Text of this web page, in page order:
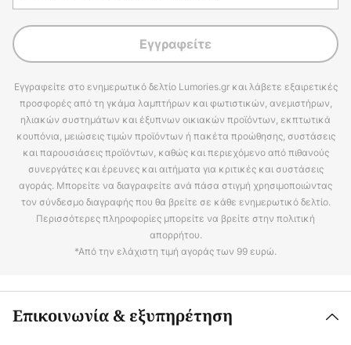
Εγγραφείτε
Εγγραφείτε στο ενημερωτικό δελτίο Lumories.gr και λάβετε εξαιρετικές
προσφορές από τη γκάμα λαμπτήρων και φωτιστικών, ανεμιστήρων,
ηλιακών συστημάτων και έξυπνων οικιακών προϊόντων, εκπτωτικά
κουπόνια, μειώσεις τιμών προϊόντων ή πακέτα προώθησης, συστάσεις
και παρουσιάσεις προϊόντων, καθώς και περιεχόμενο από πιθανούς
συνεργάτες και έρευνες και αιτήματα για κριτικές και συστάσεις
αγοράς. Μπορείτε να διαγραφείτε ανά πάσα στιγμή χρησιμοποιώντας
τον σύνδεσμο διαγραφής που θα βρείτε σε κάθε ενημερωτικό δελτίο.
Περισσότερες πληροφορίες μπορείτε να βρείτε στην πολιτική
απορρήτου.
*Από την ελάχιστη τιμή αγοράς των 99 ευρώ.
Επικοινωνία & εξυπηρέτηση